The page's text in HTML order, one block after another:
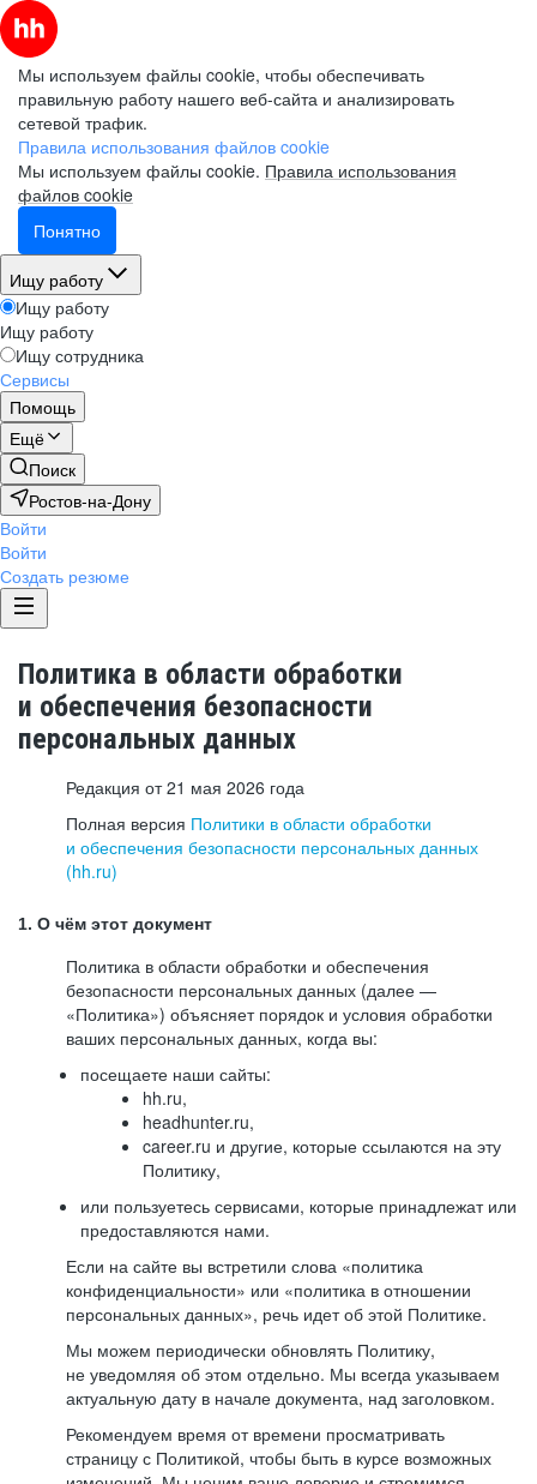
Мы используем файлы cookie, чтобы обеспечивать
правильную работу нашего веб-сайта и анализировать
сетевой трафик.
Правила использования файлов cookie
Мы используем файлы cookie. Правила использования
файлов cookie
Понятно
Ищу работу
Ищу работу
Ищу работу
Ищу сотрудника
Сервисы
Помощь
Ещё
Поиск
Ростов-на-Дону
Войти
Войти
Создать резюме
Политика в области обработки
и обеспечения безопасности
персональных данных
Редакция от 21 мая 2026 года
Полная версия Политики в области обработки
и обеспечения безопасности персональных данных
(hh.ru)
1. О чём этот документ
Политика в области обработки и обеспечения
безопасности персональных данных (далее —
«Политика») объясняет порядок и условия обработки
ваших персональных данных, когда вы:
посещаете наши сайты:
hh.ru,
headhunter.ru,
career.ru и другие, которые ссылаются на эту
Политику,
или пользуетесь сервисами, которые принадлежат или
предоставляются нами.
Если на сайте вы встретили слова «политика
конфиденциальности» или «политика в отношении
персональных данных», речь идет об этой Политике.
Мы можем периодически обновлять Политику,
не уведомляя об этом отдельно. Мы всегда указываем
актуальную дату в начале документа, над заголовком.
Рекомендуем время от времени просматривать
страницу с Политикой, чтобы быть в курсе возможных